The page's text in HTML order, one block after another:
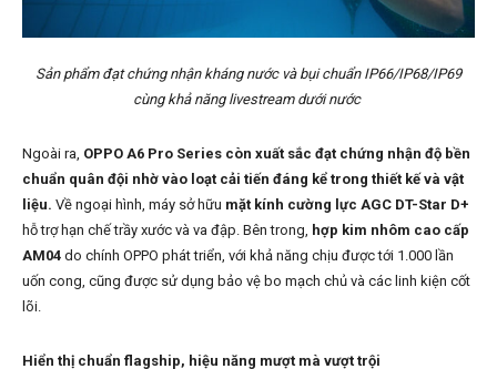
Sản phẩm đạt chứng nhận kháng nước và bụi chuẩn IP66/IP68/IP69
cùng khả năng livestream dưới nước
Ngoài ra, OPPO A6 Pro Series còn xuất sắc đạt chứng nhận độ bền
chuẩn quân đội nhờ vào loạt cải tiến đáng kể trong thiết kế và vật
liệu. Về ngoại hình, máy sở hữu mặt kính cường lực AGC DT-Star D+
hỗ trợ hạn chế trầy xước và va đập. Bên trong, hợp kim nhôm cao cấp
AM04 do chính OPPO phát triển, với khả năng chịu được tới 1.000 lần
uốn cong, cũng được sử dụng bảo vệ bo mạch chủ và các linh kiện cốt
lõi.
Hiển thị chuẩn flagship, hiệu năng mượt mà vượt trội